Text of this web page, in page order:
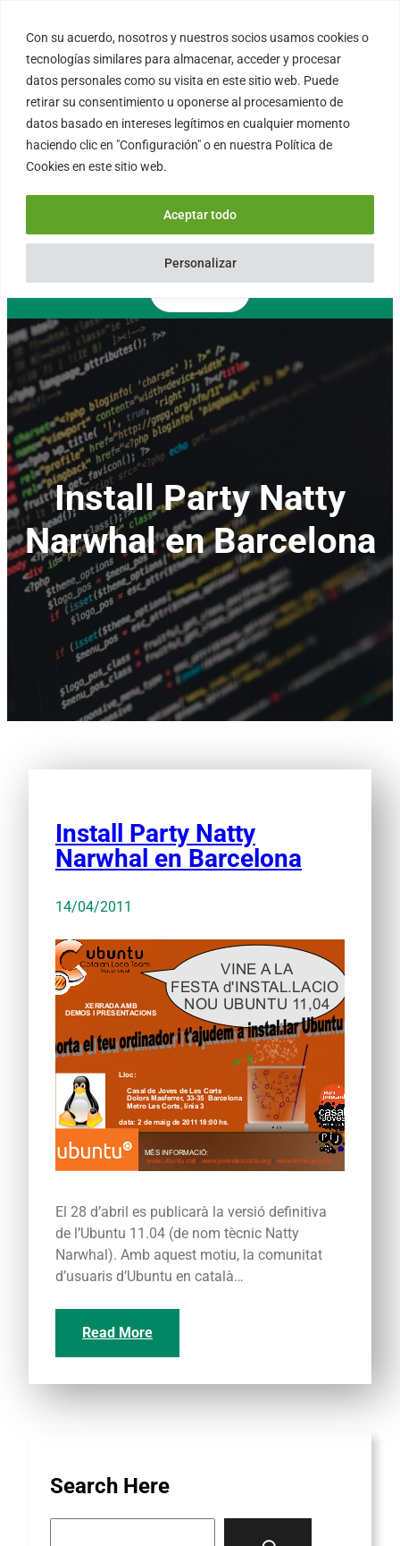
Con su acuerdo, nosotros y nuestros socios usamos cookies o
tecnologías similares para almacenar, acceder y procesar
datos personales como su visita en este sitio web. Puede
retirar su consentimiento u oponerse al procesamiento de
datos basado en intereses legítimos en cualquier momento
haciendo clic en "Configuración" o en nuestra Política de
Cookies en este sitio web.
Personalizar
Aceptar todo
contenido
FORTINUX.COM
08004 – Barcelona
Cataluña – España
info@fortinux.com
0034 – 644 79 25 79
Lun – Vie 9:00 AM a 6:00PM
Install Party Natty
Narwhal en Barcelona
Install Party Natty
Narwhal en Barcelona
14/04/2011
El 28 d’abril es publicarà la versió definitiva
de l’Ubuntu 11.04 (de nom tècnic Natty
Narwhal). Amb aquest motiu, la comunitat
d’usuaris d’Ubuntu en català…
Read More
Search Here